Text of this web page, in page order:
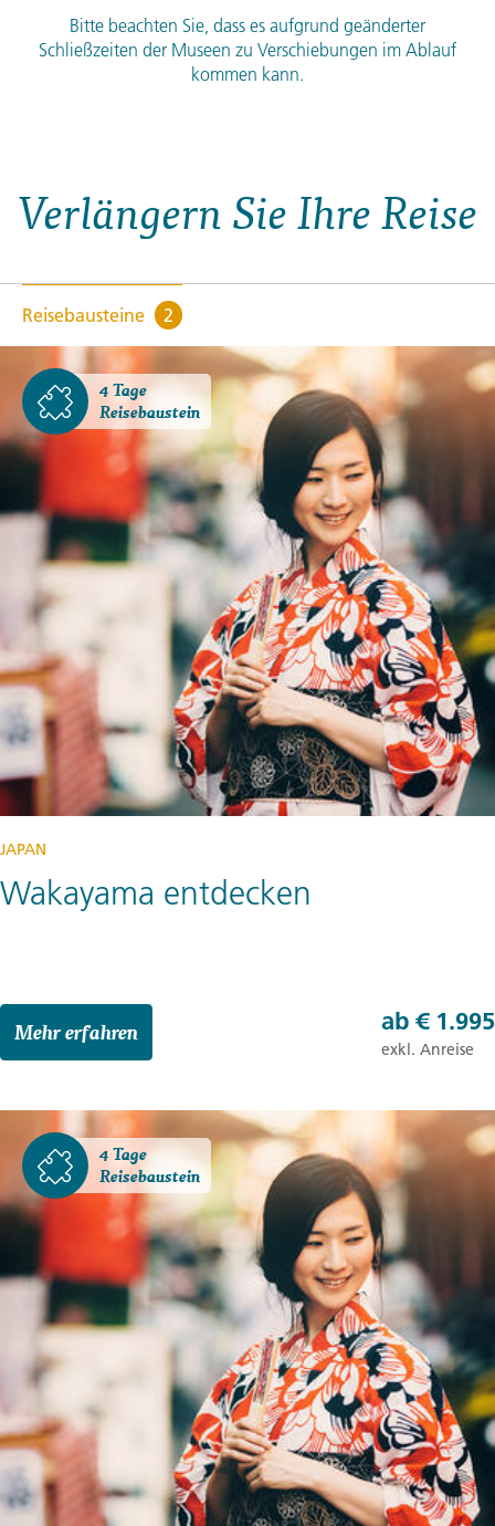
Bitte beachten Sie, dass es aufgrund geänderter
Schließzeiten der Museen zu Verschiebungen im Ablauf
kommen kann.
Verlängern Sie Ihre Reise
Reisebausteine 2
4 Tage
Reisebaustein
JAPAN
Wakayama entdecken
Mehr erfahren ab € 1.995
exkl. Anreise
4 Tage
Reisebaustein